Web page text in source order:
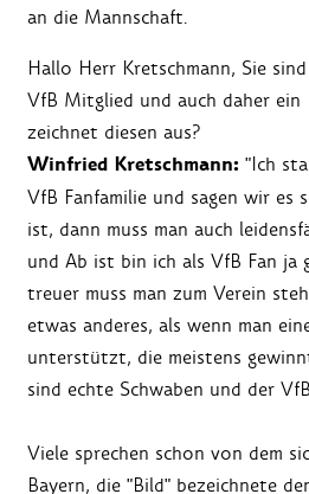
an die Mannschaft.
Hallo Herr Kretschmann, Sie
VfB Mitglied und auch daher ein
zeichnet diesen aus?
Winfried Kretschmann: "Ich
VfB Fanfamilie und sagen wir es
ist, dann muss man auch
und Ab ist bin ich als VfB Fan ja
treuer muss man zum Verein
etwas anderes, als wenn man
unterstützt, die meistens
sind echte Schwaben und der
Viele sprechen schon von dem
Bayern, die "Bild" bezeichnete